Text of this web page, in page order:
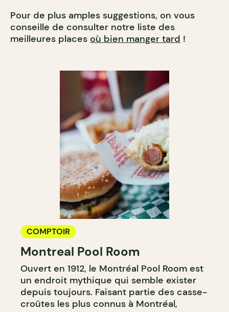
Pour de plus amples suggestions, on vous
conseille de consulter notre liste des
meilleures places où bien manger tard !
COMPTOIR
Montreal Pool Room
Ouvert en 1912, le Montréal Pool Room est
un endroit mythique qui semble exister
depuis toujours. Faisant partie des casse-
croûtes les plus connus à Montréal,